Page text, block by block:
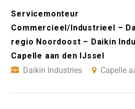
Servicemonteur
Commercieel/Industrieel –
regio Noordoost – Daikin
Capelle aan den IJssel
Daikin Industries
Capelle